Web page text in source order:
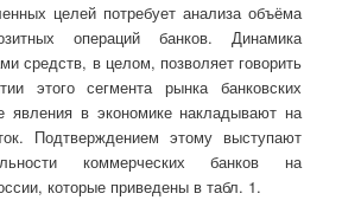
целей потребует анализа объёма
операций банков. Динамика
средств, в целом, позволяет говорить
этого сегмента рынка банковских
явления в экономике накладывают на
Подтверждением этому выступают
коммерческих банков на
которые приведены в табл. 1.